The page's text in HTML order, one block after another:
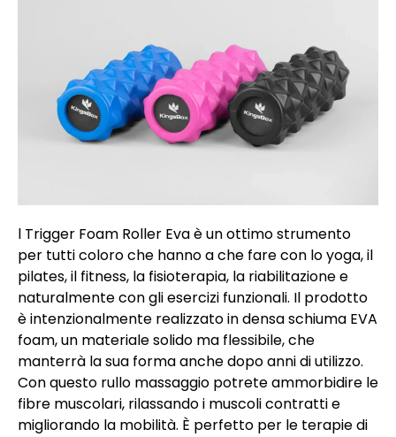
l Trigger Foam Roller Eva è un ottimo strumento
per tutti coloro che hanno a che fare con lo yoga, il
pilates, il fitness, la fisioterapia, la riabilitazione e
naturalmente con gli esercizi funzionali. Il prodotto
è intenzionalmente realizzato in densa schiuma EVA
foam, un materiale solido ma flessibile, che
manterrà la sua forma anche dopo anni di utilizzo.
Con questo rullo massaggio potrete ammorbidire le
fibre muscolari, rilassando i muscoli contratti e
migliorando la mobilità. È perfetto per le terapie di